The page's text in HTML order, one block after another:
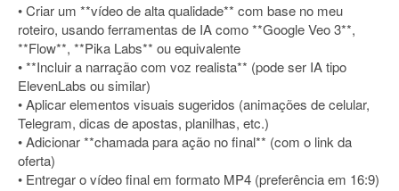
• Criar um **vídeo de alta qualidade** com base no meu
roteiro, usando ferramentas de IA como **Google Veo 3**,
**Flow**, **Pika Labs** ou equivalente
• **Incluir a narração com voz realista** (pode ser IA tipo
ElevenLabs ou similar)
• Aplicar elementos visuais sugeridos (animações de celular,
Telegram, dicas de apostas, planilhas, etc.)
• Adicionar **chamada para ação no final** (com o link da
oferta)
• Entregar o vídeo final em formato MP4 (preferência em 16:9)